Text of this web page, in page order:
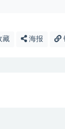
藏 海报